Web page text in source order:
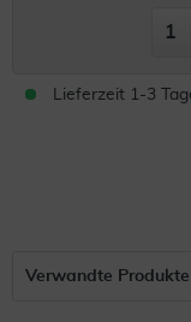
Lieferzeit 1-3
Verwandte